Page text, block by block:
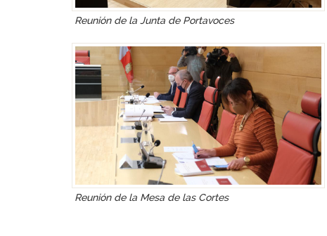
Reunión de la Junta de Portavoces
Reunión de la Mesa de las Cortes